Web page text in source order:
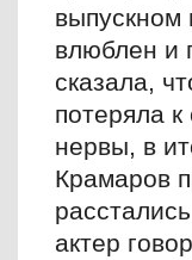
выпускном
влюблен и
сказала,
потеряла
нервы, в
Крамаров
актер